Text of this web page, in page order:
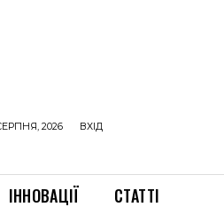
2026 ВХІД
ІННОВАЦІЇ СТАТТІ